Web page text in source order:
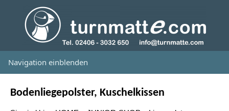
Navigation einblenden
Bodenliegepolster, Kuschelkissen